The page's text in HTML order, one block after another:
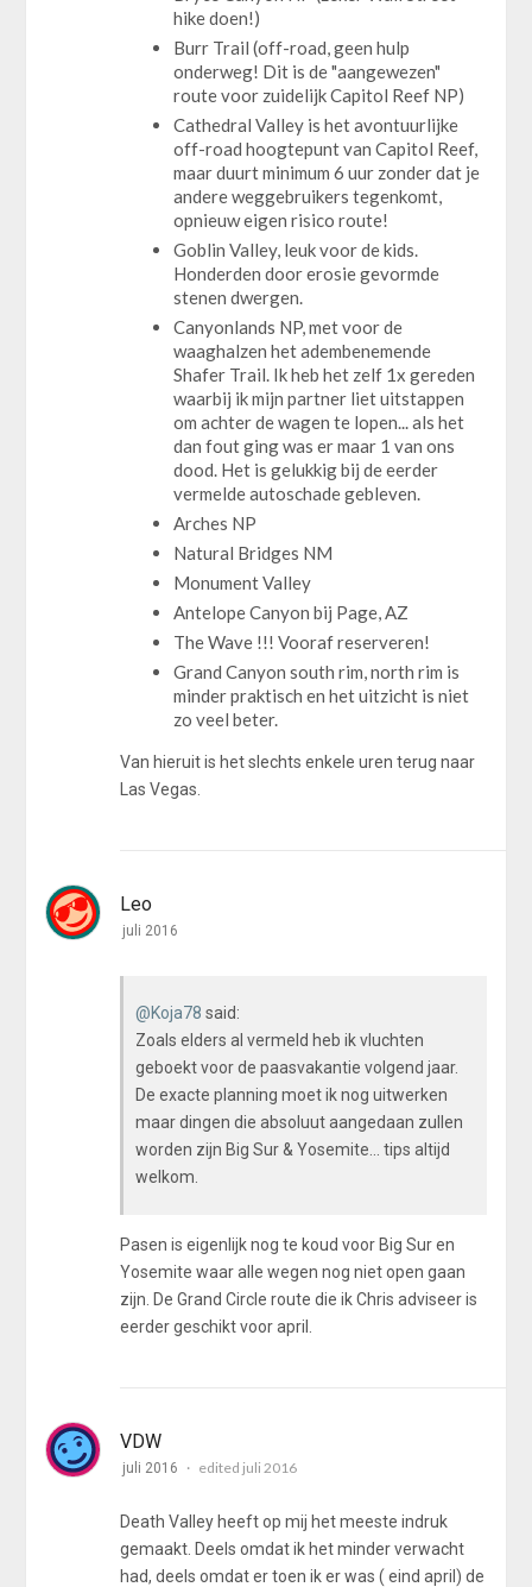
hike doen!)
Burr Trail (off-road, geen hulp
onderweg! Dit is de "aangewezen"
route voor zuidelijk Capitol Reef NP)
Cathedral Valley is het avontuurlijke
off-road hoogtepunt van Capitol Reef,
maar duurt minimum 6 uur zonder dat je
andere weggebruikers tegenkomt,
opnieuw eigen risico route!
Goblin Valley, leuk voor de kids.
Honderden door erosie gevormde
stenen dwergen.
Canyonlands NP, met voor de
waaghalzen het adembenemende
Shafer Trail. Ik heb het zelf 1x gereden
waarbij ik mijn partner liet uitstappen
om achter de wagen te lopen... als het
dan fout ging was er maar 1 van ons
dood. Het is gelukkig bij de eerder
vermelde autoschade gebleven.
Arches NP
Natural Bridges NM
Monument Valley
Antelope Canyon bij Page, AZ
The Wave !!! Vooraf reserveren!
Grand Canyon south rim, north rim is
minder praktisch en het uitzicht is niet
zo veel beter.
Van hieruit is het slechts enkele uren terug naar
Las Vegas.
Leo
juli 2016
@Koja78 said:
Zoals elders al vermeld heb ik vluchten
geboekt voor de paasvakantie volgend jaar.
De exacte planning moet ik nog uitwerken
maar dingen die absoluut aangedaan zullen
worden zijn Big Sur & Yosemite... tips altijd
welkom.
Pasen is eigenlijk nog te koud voor Big Sur en
Yosemite waar alle wegen nog niet open gaan
zijn. De Grand Circle route die ik Chris adviseer is
eerder geschikt voor april.
VDW
juli 2016 edited juli 2016
Death Valley heeft op mij het meeste indruk
gemaakt. Deels omdat ik het minder verwacht
had, deels omdat er toen ik er was ( eind april) de